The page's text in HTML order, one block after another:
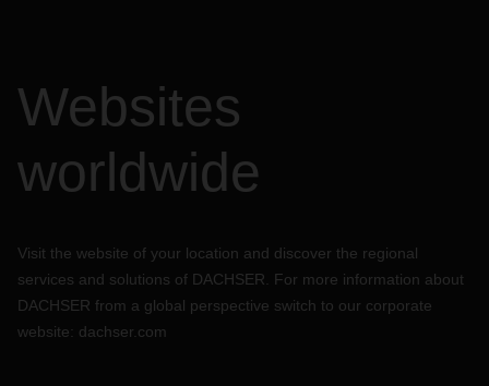
Websites
worldwide
Visit the website of your location and discover the regional
services and solutions of DACHSER. For more information about
DACHSER from a global perspective switch to our corporate
website: dachser.com